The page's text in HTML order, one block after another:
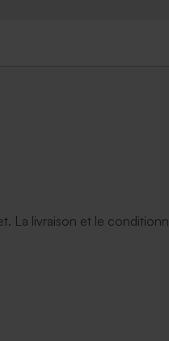
La livraison et le